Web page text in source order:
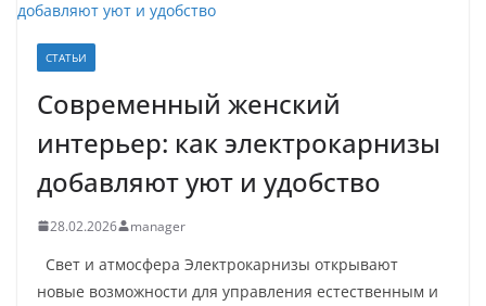
СТАТЬИ
Современный женский
интерьер: как электрокарнизы
добавляют уют и удобство
28.02.2026 manager
Свет и атмосфера Электрокарнизы открывают
новые возможности для управления естественным и